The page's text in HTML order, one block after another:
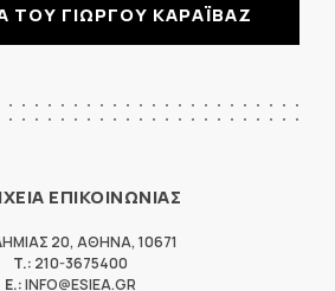
ΤΟΥ ΓΙΩΡΓΟΥ ΚΑΡΑΪΒΑΖ
ΕΠΙΚΟΙΝΩΝΙΑΣ
20, ΑΘΗΝΑ, 10671
T.: 210-3675400
E.:INFO@ESIEA.GR